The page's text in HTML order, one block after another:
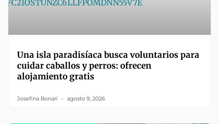
Una isla paradisíaca busca voluntarios para
cuidar caballos y perros: ofrecen
alojamiento gratis
Josefina Bonari agosto 9, 2026